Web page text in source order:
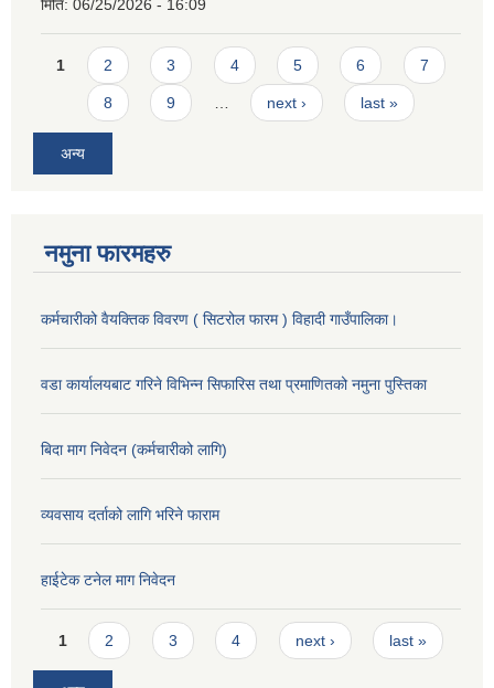
मिति: 06/25/2026 - 16:09
Pages
1 2 3 4 5 6 7
8 9 next › last »
अन्य
नमुना फारमहरु
कर्मचारीको वैयक्तिक विवरण ( सिटरोल फारम ) विहादी गाउँपालिका।
वडा कार्यालयबाट गरिने विभिन्न सिफारिस तथा प्रमाणितको नमुना पुस्तिका
बिदा माग निवेदन (कर्मचारीको लागि)
व्यवसाय दर्ताको लागि भरिने फाराम
हाईटेक टनेल माग निवेदन
Pages
1 2 3 4 next › last »